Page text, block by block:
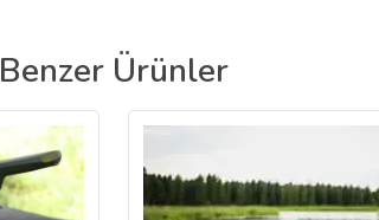
Benzer Ürünler